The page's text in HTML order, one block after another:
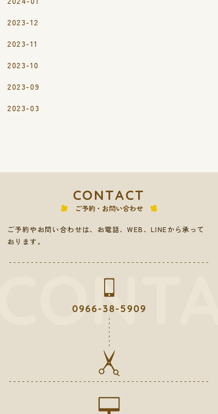
2023-12
2023-11
2023-10
2023-09
2023-03
CONTACT
ご予約・お問い合わせ
ご予約やお問い合わせは、お電話、WEB、LINEから承って
おります。
0966-38-5909